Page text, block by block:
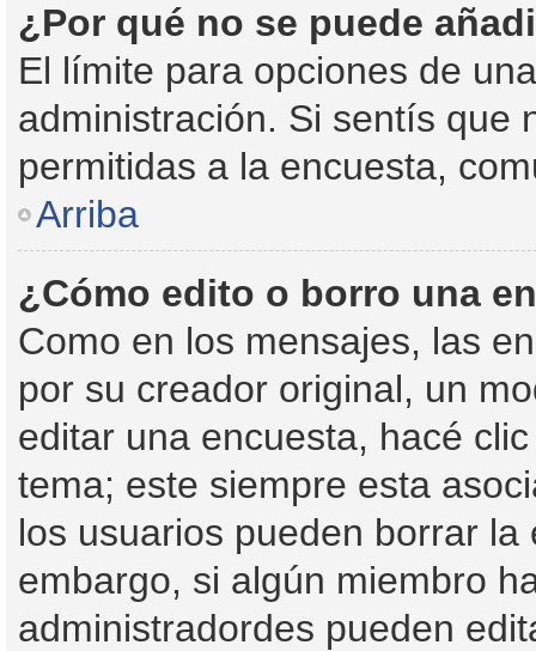
¿Por qué no se puede
El límite para opciones de
administración. Si sentís que
permitidas a la encuesta,
Arriba
¿Cómo edito o borro una
Como en los mensajes, las
por su creador original, un
editar una encuesta, hacé
tema; este siempre esta
los usuarios pueden borrar
embargo, si algún miembro
administradordes pueden